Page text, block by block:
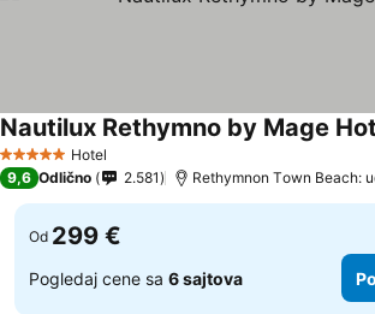
5 ZvezdiceHotel
Nautilux Rethymno by Mage
9,6 Odlično 2.581 Rethymnon Τown Beach:
Od 299 €
Pogledaj cene sa 6 sajtova